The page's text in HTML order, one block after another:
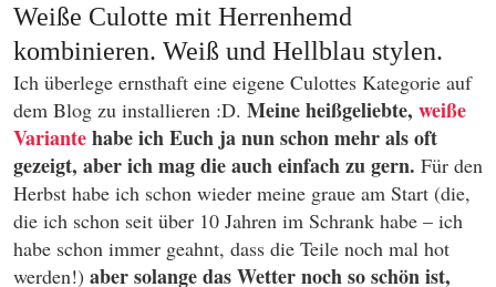
Weiße Culotte mit Herrenhemd
kombinieren. Weiß und Hellblau stylen.
Ich überlege ernsthaft eine eigene Culottes Kategorie auf
dem Blog zu installieren :D. Meine heißgeliebte, weiße
Variantehabe ich Euch ja nun schon mehr als oft
gezeigt, aber ich mag die auch einfach zu gern. Für den
Herbst habe ich schon wieder meine graue am Start (die,
die ich schon seit über 10 Jahren im Schrank habe – ich
habe schon immer geahnt, dass die Teile noch mal hot
werden!) aber solange das Wetter noch so schön ist,